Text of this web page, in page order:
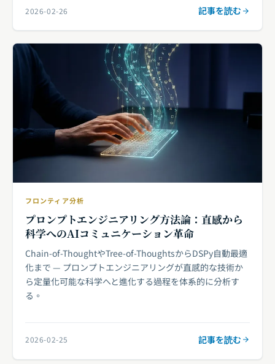
2026-02-26 記事を読む
フロンティア分析
プロンプトエンジニアリング方法論：直感から
科学へのAIコミュニケーション革命
Chain-of-ThoughtやTree-of-ThoughtsからDSPy自動最適
化まで — プロンプトエンジニアリングが直感的な技術か
ら定量化可能な科学へと進化する過程を体系的に分析す
る。
2026-02-25 記事を読む